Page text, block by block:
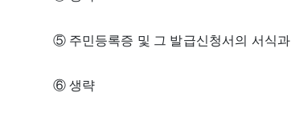
⑤ 주민등록증 및 그 발급신청서의 서식
⑥ 생략